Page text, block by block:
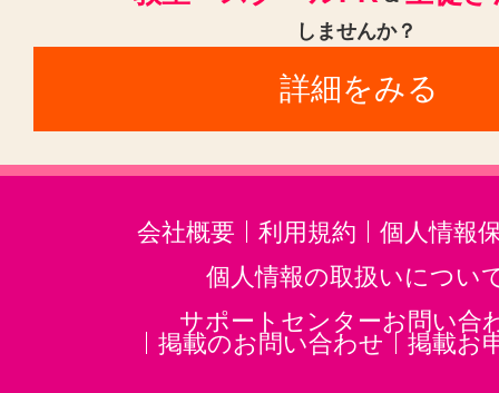
しませんか？
詳細をみる
会社概要 利用規約
個人情報
個人情報の取扱いについ
サポートセンターお問い合
掲載のお問い合わせ
掲載お